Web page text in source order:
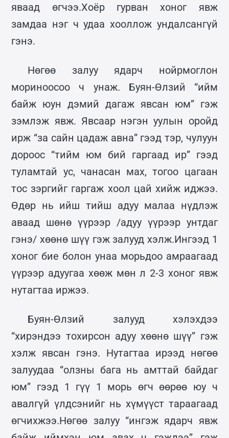
яваад өгчээ.Хоёр гурван хоног явж
замдаа нэг ч удаа хооллож ундалсангүй
гэнэ.
Нөгөө залуу ядарч нойрмоглон
мориноосоо ч унаж. Буян-Өлзий “ийм
байж юун дэмий дагаж явсан юм” гэж
зэмлэж явж. Явсаар нэгэн уулын оройд
ирж “за сайн цадаж авна” гээд тэр, чулуун
дороос “тийм юм бий гаргаад ир” гээд
туламтай ус, чанасан мах, тогоо цагаан
тос зэргийг гаргаж хоол цай хийж иджээ.
Өдөр нь ийш тийш адуу малаа нүдлэж
аваад шөнө үүрээр /адуу үүрээр унтдаг
гэнэ/ хөөнө шүү гэж залууд хэлж.Ингээд 1
хоног бие болон унаа морьдоо амраагаад
үүрээр адуугаа хөөж мөн л 2-3 хоног явж
нутагтаа иржээ.
Буян-Өлзий залууд хэлэхдээ
“хирэндээ тохирсон адуу хөөнө шүү” гэж
хэлж явсан гэнэ. Нутагтаа ирээд нөгөө
залуудаа “олзны бага нь амттай байдаг
юм” гээд 1 гүү 1 морь өгч өөрөө юу ч
авалгүй үлдсэнийг нь хүмүүст тараагаад
өгчихжээ.Нөгөө залуу “ингэж ядарч явж